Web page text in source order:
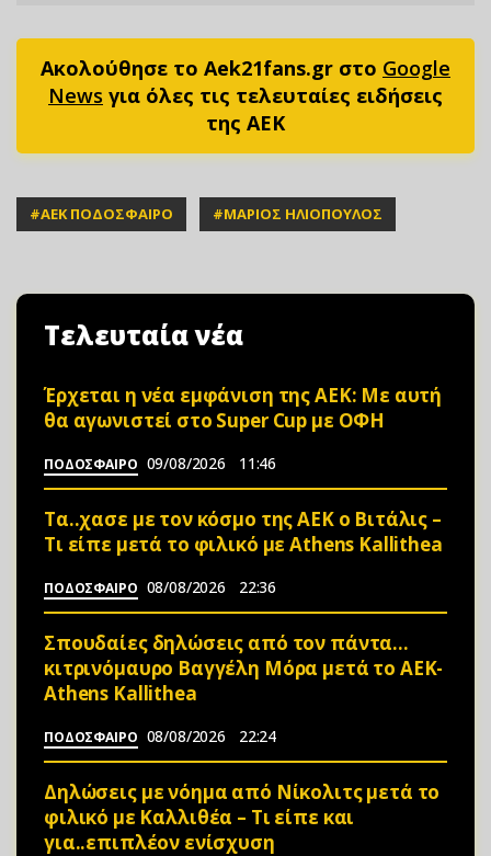
Ακολούθησε το Aek21fans.gr στο Google
News για όλες τις τελευταίες ειδήσεις
της ΑΕΚ
#ΑΕΚ ΠΟΔΟΣΦΑΙΡΟ #ΜΑΡΙΟΣ ΗΛΙΟΠΟΥΛΟΣ
Τελευταία νέα
Έρχεται η νέα εμφάνιση της ΑΕΚ: Με αυτή
θα αγωνιστεί στο Super Cup με ΟΦΗ
ΠΟΔΟΣΦΑΙΡΟ 09/08/2026 11:46
Τα..χασε με τον κόσμο της ΑΕΚ ο Βιτάλις –
Τι είπε μετά το φιλικό με Athens Kallithea
ΠΟΔΟΣΦΑΙΡΟ 08/08/2026 22:36
Σπουδαίες δηλώσεις από τον πάντα…
κιτρινόμαυρο Βαγγέλη Μόρα μετά το ΑΕΚ-
Athens Kallithea
ΠΟΔΟΣΦΑΙΡΟ 08/08/2026 22:24
Δηλώσεις με νόημα από Νίκολιτς μετά το
φιλικό με Καλλιθέα – Τι είπε και
για..επιπλέον ενίσχυση